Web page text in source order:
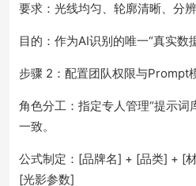
要求：光线均匀、轮廓清晰、分
目的：作为AI识别的唯一“真实数
步骤 2：配置团队权限与Prompt
角色分工：指定专人管理“提示词
一致。
公式制定：[品牌名] + [品类] + [
[光影参数]